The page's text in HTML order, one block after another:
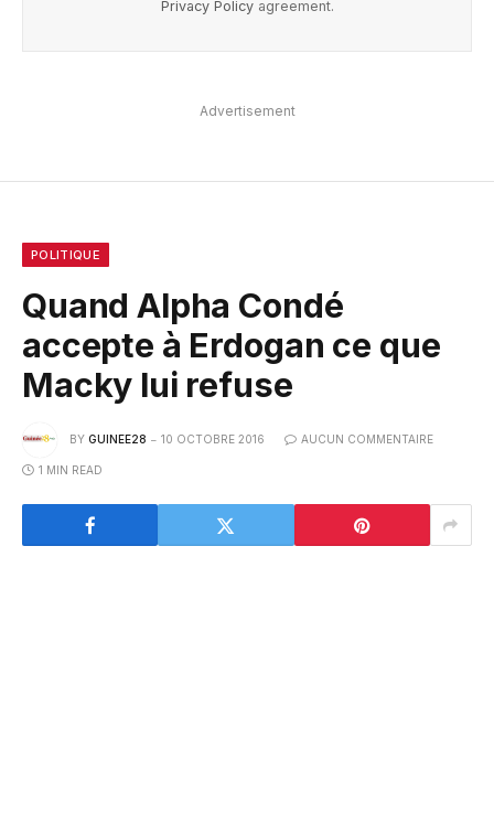
Privacy Policyagreement.
Advertisement
POLITIQUE
Quand Alpha Condé
accepte à Erdogan ce que
Macky lui refuse
BY GUINEE28 10 OCTOBRE 2016 AUCUN COMMENTAIRE
1 MIN READ